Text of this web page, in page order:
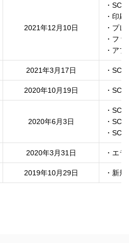
2021年12月10日
・SC-
・印
・プ
・フ
・ア
2021年3月17日 ・SC-
2020年10月19日
2020年6月3日
・
・
・
2020年3月31日 ・エ
2019年10月29日 ・新